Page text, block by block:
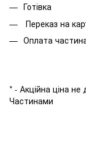
Готівка
Переказ на
Оплата
* - Акційна ціна не
Частинами